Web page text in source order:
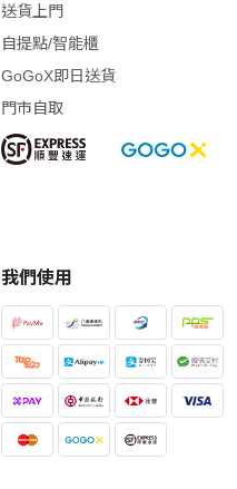
送貨上門
自提點/智能櫃
GoGoX即日送貨
門市自取
我們使用